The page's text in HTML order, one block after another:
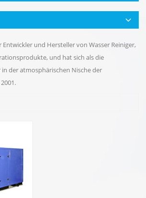
und Hersteller von Wasser Reiniger,
und hat sich als die
der atmosphärischen Nische der